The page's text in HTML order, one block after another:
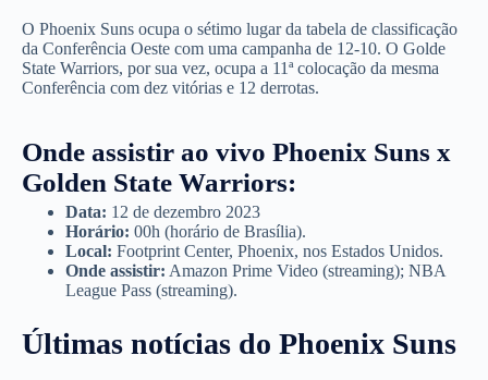
O Phoenix Suns ocupa o sétimo lugar da tabela de classificação
da Conferência Oeste com uma campanha de 12-10. O Golde
State Warriors, por sua vez, ocupa a 11ª colocação da mesma
Conferência com dez vitórias e 12 derrotas.
Onde assistir ao vivo Phoenix Suns x
Golden State Warriors:
Data: 12 de dezembro 2023
Horário: 00h (horário de Brasília).
Local: Footprint Center, Phoenix, nos Estados Unidos.
Onde assistir: Amazon Prime Video (streaming); NBA
League Pass (streaming).
Últimas notícias do Phoenix Suns